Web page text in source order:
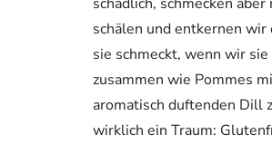
schälen und entkernen
sie schmeckt, wenn wir
zusammen wie Pommes
aromatisch duftenden Dill
wirklich ein Traum: